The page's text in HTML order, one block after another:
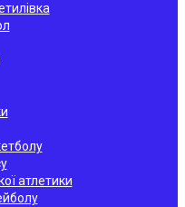
атлетики